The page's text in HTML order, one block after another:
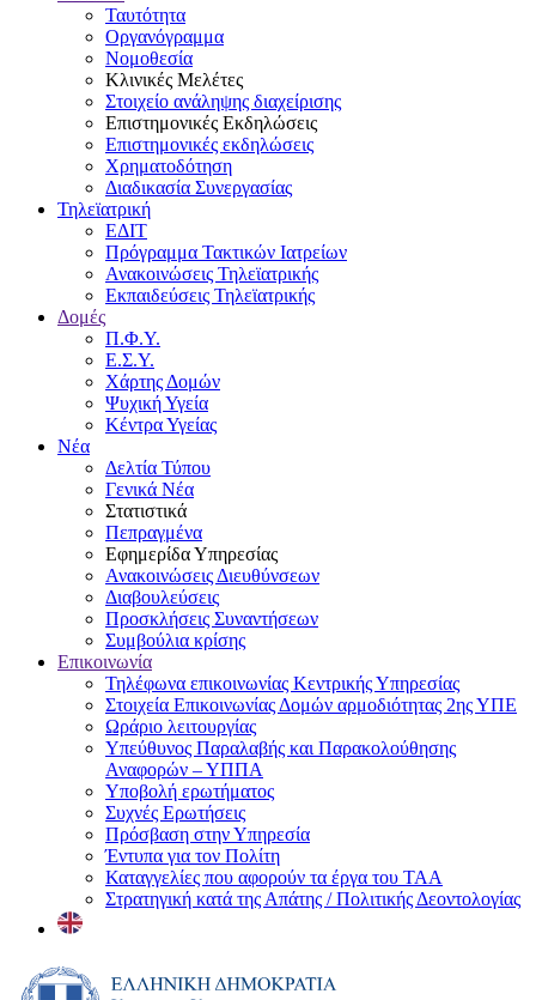
Ταυτότητα
Οργανόγραμμα
Νομοθεσία
Κλινικές Μελέτες
Στοιχείο ανάληψης διαχείρισης
Επιστημονικές Εκδηλώσεις
Επιστημονικές εκδηλώσεις
Χρηματοδότηση
Διαδικασία Συνεργασίας
Τηλεϊατρική
ΕΔΙΤ
Πρόγραμμα Τακτικών Ιατρείων
Ανακοινώσεις Τηλεϊατρικής
Εκπαιδεύσεις Τηλεϊατρικής
Δομές
Π.Φ.Υ.
Ε.Σ.Υ.
Χάρτης Δομών
Ψυχική Υγεία
Κέντρα Υγείας
Νέα
Δελτία Τύπου
Γενικά Νέα
Στατιστικά
Πεπραγμένα
Εφημερίδα Υπηρεσίας
Ανακοινώσεις Διευθύνσεων
Διαβουλεύσεις
Προσκλήσεις Συναντήσεων
Συμβούλια κρίσης
Επικοινωνία
Τηλέφωνα επικοινωνίας Κεντρικής Υπηρεσίας
Στοιχεία Επικοινωνίας Δομών αρμοδιότητας 2ης ΥΠΕ
Ωράριο λειτουργίας
Υπεύθυνος Παραλαβής και Παρακολούθησης
Αναφορών – ΥΠΠΑ
Υποβολή ερωτήματος
Συχνές Ερωτήσεις
Πρόσβαση στην Υπηρεσία
Έντυπα για τον Πολίτη
Καταγγελίες που αφορούν τα έργα του ΤΑΑ
Στρατηγική κατά της Απάτης / Πολιτικής Δεοντολογίας